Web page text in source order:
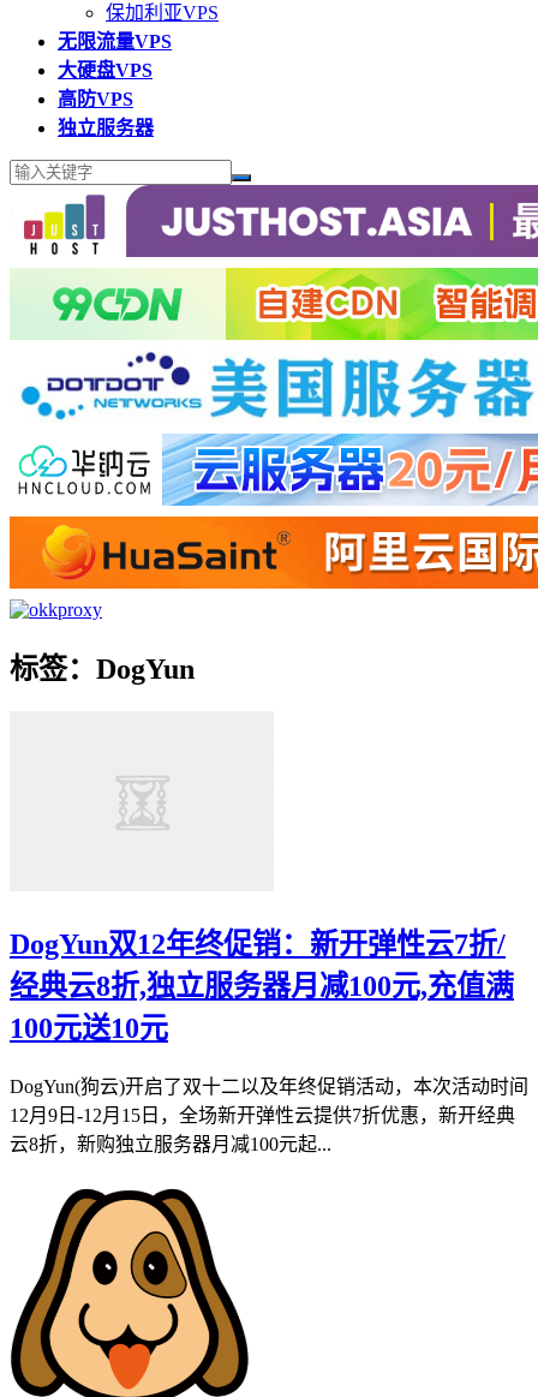
保加利亚VPS
无限流量VPS
大硬盘VPS
高防VPS
独立服务器
标签：DogYun
DogYun双12年终促销：新开弹性云7折/
经典云8折,独立服务器月减100元,充值满
100元送10元
DogYun(狗云)开启了双十二以及年终促销活动，本次活动时间
12月9日-12月15日，全场新开弹性云提供7折优惠，新开经典
云8折，新购独立服务器月减100元起...